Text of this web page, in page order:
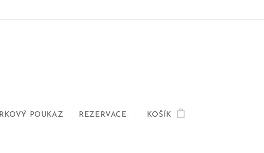
POUKAZ REZERVACE KOŠÍK